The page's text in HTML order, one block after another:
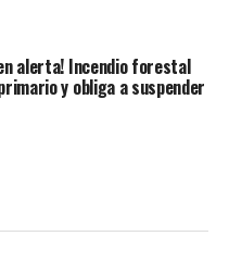
alerta! Incendio forestal
y obliga a suspender